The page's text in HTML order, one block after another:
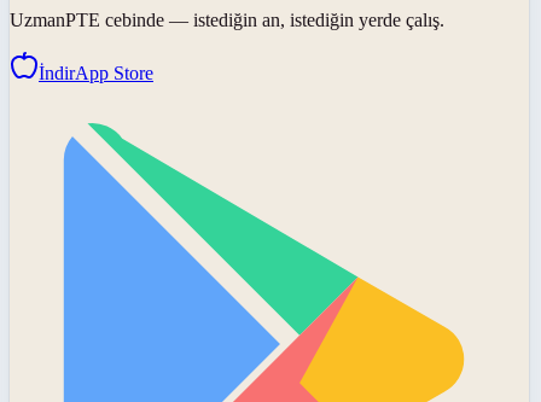
UzmanPTE cebinde — istediğin an, istediğin yerde çalış.
İndirApp Store